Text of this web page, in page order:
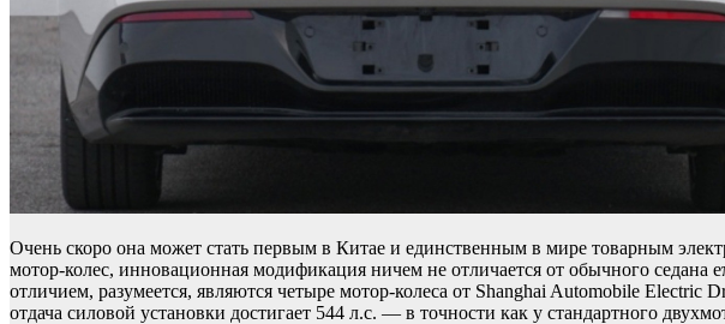
Очень скоро она может стать первым в Китае и единственным в мире товарным
мотор-колес, инновационная модификация ничем не отличается от обычного
отличием, разумеется, являются четыре мотор-колеса от Shanghai Automobile
отдача силовой установки достигает 544 л.с. — в точности как у стандартного